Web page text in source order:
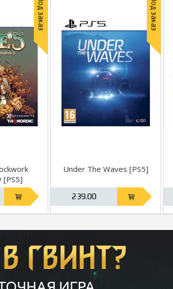
Под заказ
[PS5]
Под заказ
Under The Waves [PS5]
239.00